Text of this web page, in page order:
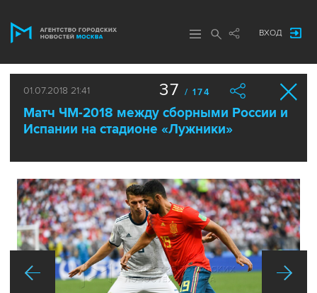
ВХОД
01.07.2018 21:41
Матч ЧМ-2018 между сборными России и
Испании на стадионе «Лужники»
37 / 174